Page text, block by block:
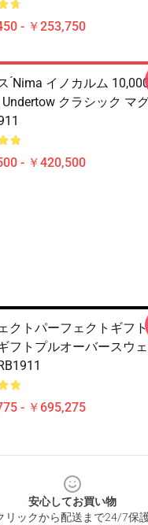
- ￥253,750
́nima イノカルム
Undertow クラシック マ
- ￥420,500
クトパーフェクトギフ
フトプルオーバースウ
- ￥695,275
安心してお買い物
リックから配送まで24/7保